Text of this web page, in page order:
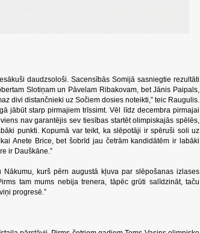
daudzsološi. Sacensībās Somijā sasniegtie rezultāti
Slotiņam un Pāvelam Ribakovam, bet Jānis Paipals,
divi distančnieki uz Sočiem dosies noteikti,” teic Raugulis.
jābūt starp pirmajiem trīssimt. Vēl līdz decembra pirmajai
nav garantējis sev tiesības startēt olimpiskajās spēlēs,
punkti. Kopumā var teikt, ka slēpotāji ir spēruši soli uz
Anete Brice, bet šobrīd jau četrām kandidātēm ir labāki
ir Dauškāne.”
kurš pērn augustā kļuva par slēpošanas izlases
tam mums nebija trenera, tāpēc grūti salīdzināt, taču
progresē.”